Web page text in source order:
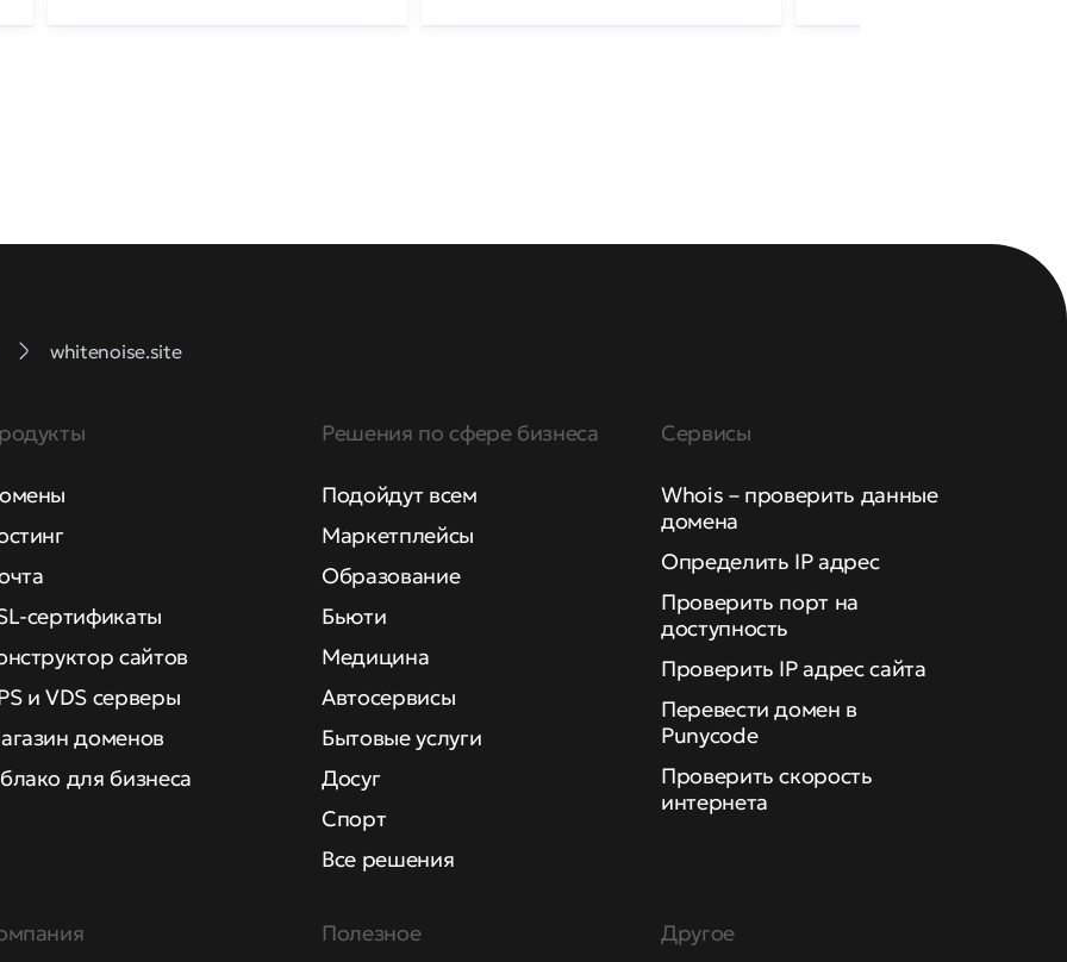
whitenoise.site
сертификаты
сайтов
и VDS серверы
доменов
для бизнеса
Решения по сфере бизнеса
Подойдут всем
Маркетплейсы
Образование
Бьюти
Медицина
Автосервисы
Бытовые услуги
Досуг
Спорт
Все решения
Сервисы
Whois – проверить данные
домена
Определить IP адрес
Проверить порт на
доступность
Проверить IP адрес сайта
Перевести домен в
Punycode
Проверить скорость
интернета
Полезное Другое